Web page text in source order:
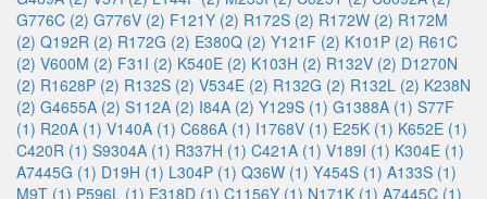
G776C (2) G776V (2) F121Y (2) R172S (2) R172W (2) R172M
(2) Q192R (2) R172G (2) E380Q (2) Y121F (2) K101P (2) R61C
(2) V600M (2) F31I (2) K540E (2) K103H (2) R132V (2) D1270N
(2) R1628P (2) R132S (2) V534E (2) R132G (2) R132L (2) K238N
(2) G4655A (2) S112A (2) I84A (2) Y129S (1) G1388A (1) S77F
(1) R20A (1) V140A (1) C686A (1) I1768V (1) E25K (1) K652E (1)
C420R (1) S9304A (1) R337H (1) C421A (1) V189I (1) K304E (1)
A7445G (1) D19H (1) L304P (1) Q36W (1) Y454S (1) A133S (1)
M9T (1) P596L (1) E318D (1) C1156Y (1) N171K (1) A7445C (1)